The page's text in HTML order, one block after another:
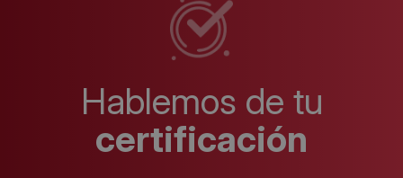
Hablemos de tu
certificación